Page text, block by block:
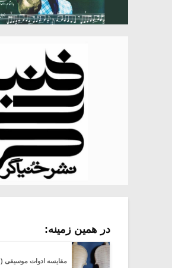
در همین زمینه:
مقایسه ادوات موسیقی (۱)